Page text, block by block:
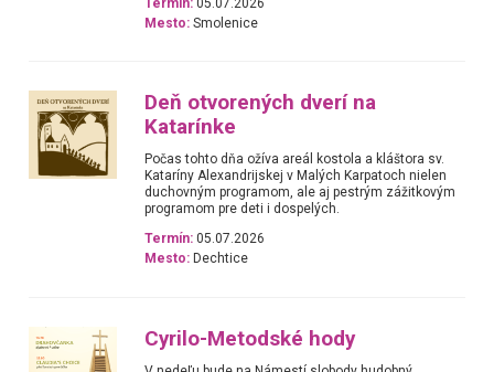
Mesto: Smolenice
Deň otvorených dverí na
Katarínke
Počas tohto dňa ožíva areál kostola a kláštora sv.
Kataríny Alexandrijskej v Malých Karpatoch nielen
duchovným programom, ale aj pestrým zážitkovým
programom pre deti i dospelých.
Termín: 05.07.2026
Mesto: Dechtice
Cyrilo-Metodské hody